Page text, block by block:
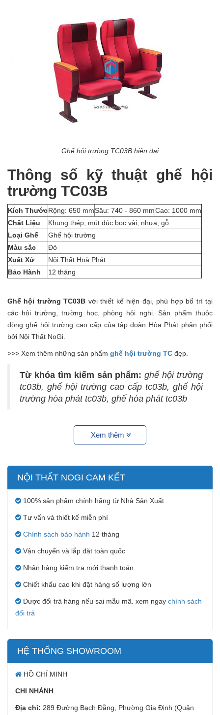
Ghế hội trường TC03B hiện đại
Thông số kỹ thuật ghế hội
trường TC03B
Kích ThướcRộng: 650 mmSâu: 740 - 860 mmCao: 1000 mm
Chất Liệu
Khung thép, mút đúc bọc vải, nhựa, gỗ
Loại Ghế
Ghế hội trường
Màu sắc
Đỏ
Xuất Xứ
Nội Thất Hoà Phát
Bảo Hành
12 tháng
Ghế hội trường TC03B với thiết kế hiện đại, phù hợp bố trí tại
các hội trường, trường học, phòng hội nghị. Sản phẩm thuộc
dòng ghế hội trường cao cấp của tập đoàn Hòa Phát phân phối
bởi Nội Thất NoGi.
>>> Xem thêm những sản phẩm ghế hội trường TC đẹp.
Từ khóa tìm kiếm sản phẩm:ghế hội trường
tc03b, ghế hội trường cao cấp tc03b, ghế hội
trường hòa phát tc03b, ghế hòa phát tc03b
Xem thêm
NỘI THẤT NOGI CAM KẾT
100% sản phẩm chính hãng từ Nhà Sản Xuất
Tư vấn và thiết kế miễn phí
Chính sách bảo hành 12 tháng
Vận chuyển và lắp đặt toàn quốc
Nhận hàng kiểm tra mới thanh toán
Chiết khấu cao khi đặt hàng số lượng lớn
Được đổi trả hàng nếu sai mẫu mã. xem ngay chính sách
đổi trả
HỆ THỐNG SHOWROOM
HỒ CHÍ MINH
CHI NHÁNH
Địa chỉ: 289 Đường Bạch Đằng, Phường Gia Định (Quận